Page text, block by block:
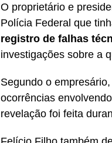
O proprietário e
Polícia Federal que
registro de falhas
investigações sobre a
Segundo o
ocorrências
revelação foi feita